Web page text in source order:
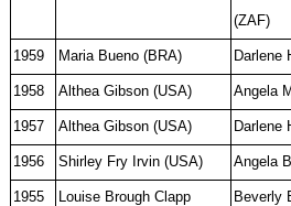
(ZAF)
1959 Maria Bueno (BRA) Darlene
1958 Althea Gibson (USA) Angela
1957 Althea Gibson (USA) Darlene
1956 Shirley Fry Irvin (USA) Angela
1955
Louise Brough Clapp
Beverly